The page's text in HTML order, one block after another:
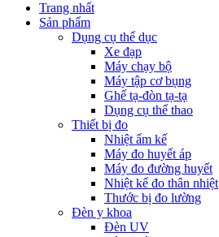
Trang nhất
Sản phẩm
Dụng cụ thể dục
Xe đạp
Máy chạy bộ
Máy tập cơ bụng
Ghế tạ-đòn tạ-tạ
Dụng cụ thể thao
Thiết bị đo
Nhiệt ẩm kế
Máy đo huyết áp
Máy đo đường huyết
Nhiệt kế đo thân nhiệt
Thước bị đo lường
Đèn y khoa
Đèn UV